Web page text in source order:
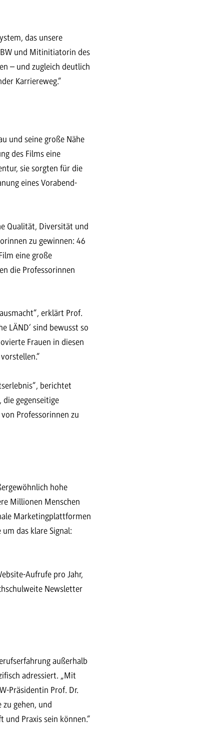
das unsere
und Mitinitiatorin des
– und zugleich deutlich
Karriereweg.“
und seine große Nähe
des Films eine
sie sorgten für die
eines Vorabend-
Qualität, Diversität und
zu gewinnen: 46
eine große
die Professorinnen
erklärt Prof.
LÄND‘ sind bewusst so
Frauen in diesen
berichtet
die gegenseitige
Professorinnen zu
hohe
Millionen Menschen
Marketingplattformen
das klare Signal:
Aufrufe pro Jahr,
Newsletter
außerhalb
adressiert. „Mit
Präsidentin Prof. Dr.
gehen, und
Praxis sein können.“